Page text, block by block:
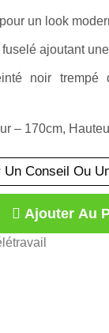
un look
ajoutant
noir trempé
– 170cm,
Conseil Ou
Ajouter Au